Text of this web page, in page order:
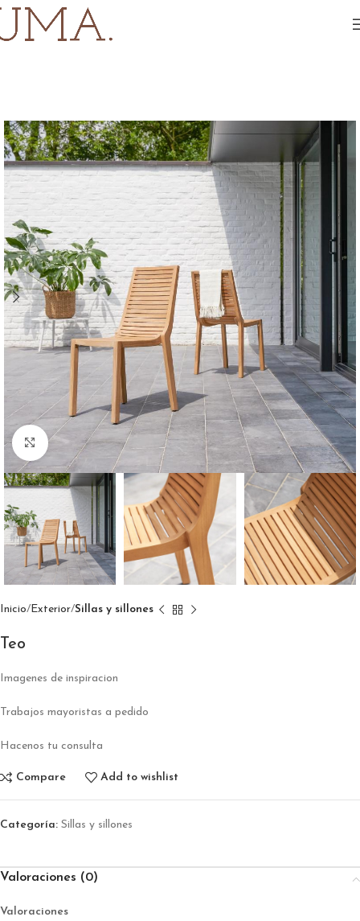
Click to enlarge
Inicio Exterior Sillas y sillones
Teo
Imagenes de inspiracion
Trabajos mayoristas a pedido
Hacenos tu consulta
Compare Add to wishlist
Categoría: Sillas y sillones
Valoraciones (0)
Valoraciones